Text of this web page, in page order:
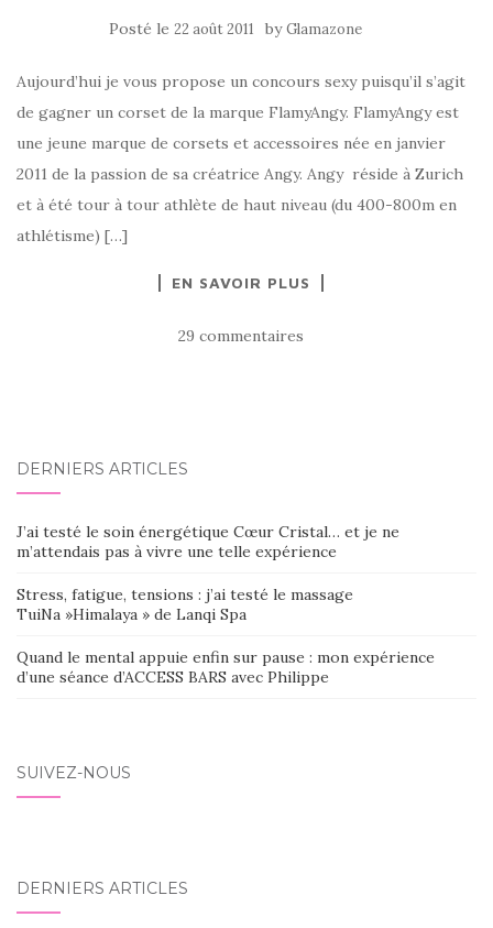
Posté le 22 août 2011 byGlamazone
Aujourd’hui je vous propose un concours sexy puisqu’il s’agit
de gagner un corset de la marque FlamyAngy. FlamyAngy est
une jeune marque de corsets et accessoires née en janvier
2011 de la passion de sa créatrice Angy. Angy réside à Zurich
et à été tour à tour athlète de haut niveau (du 400-800m en
athlétisme) […]
EN SAVOIR PLUS
29 commentaires
DERNIERS ARTICLES
J’ai testé le soin énergétique Cœur Cristal… et je ne
m’attendais pas à vivre une telle expérience
Stress, fatigue, tensions : j’ai testé le massage
TuiNa »Himalaya » de Lanqi Spa
Quand le mental appuie enfin sur pause : mon expérience
d’une séance d’ACCESS BARS avec Philippe
SUIVEZ-NOUS
DERNIERS ARTICLES